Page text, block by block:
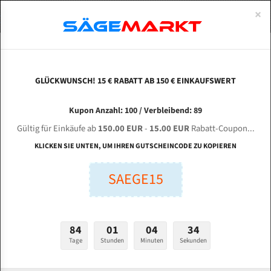
LAXSON LK - 3 HS optional für 4100 mm Bi-
Metall Bandsägeblätter
Länge (mm):
Stärken + Zahnteilung:
mm
ABOUTS
ENGLISH
Bi-Metall Meterware
Fleischerei Bandsägeblätter
Bandmesser Glatt Meterware
Konvex Meterware
×
GLÜCKWUNSCH! 15 € RABATT AB 150 € EINKAUFSWERT
Kupon Anzahl: 100 / Verbleibend: 89
Gültig für Einkäufe ab150.00 EUR- 15.00 EURRabatt-Coupon...
KLICKEN SIE UNTEN, UM IHREN GUTSCHEINCODE ZU KOPIEREN
SAEGE15
84
Tage
01
Stunden
04
Minuten
33
Sekunden